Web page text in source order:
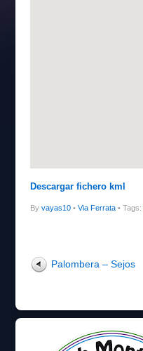
Descargar fichero kml
By vayas10• Via Ferrata • Tags:
Palombera – Sejos